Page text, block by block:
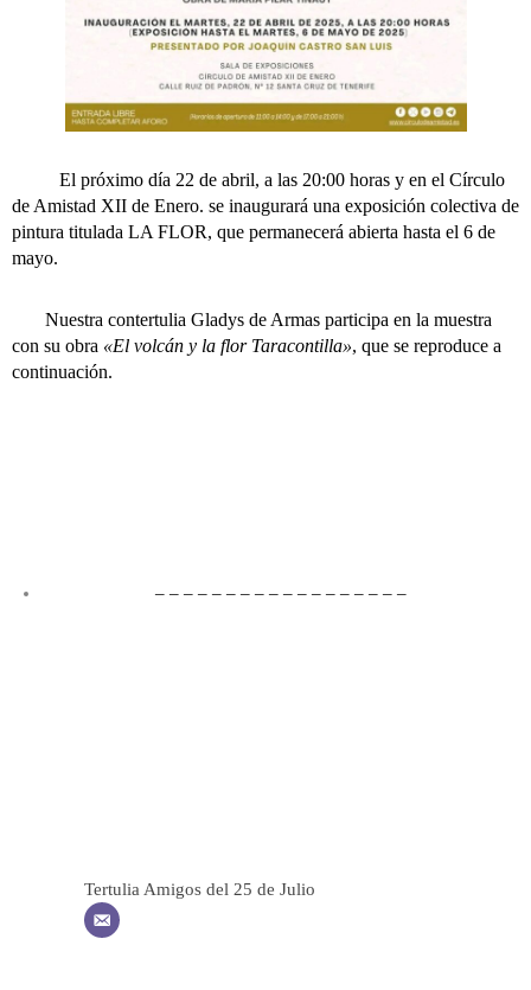
El próximo día 22 de abril, a las 20:00 horas y en el Círculo
de Amistad XII de Enero. se inaugurará una exposición colectiva de
pintura titulada LA FLOR, que permanecerá abierta hasta el 6 de
mayo.
Nuestra contertulia Gladys de Armas participa en la muestra
con su obra «El volcán y la flor Taracontilla», que se reproduce a
continuación.
– – – – – – – – – – – – – – – – – –
Tertulia Amigos del 25 de Julio